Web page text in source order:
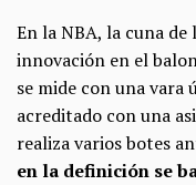
En la NBA, la cuna
innovación en el
se mide con una vara
acreditado con una
realiza varios botes
en la definición se